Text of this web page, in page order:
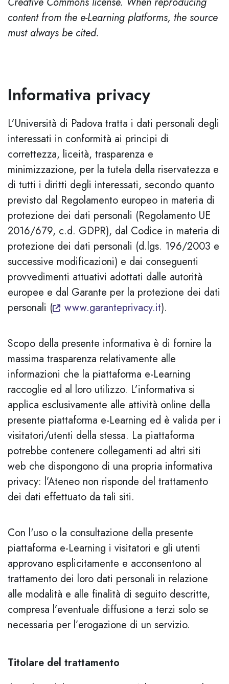
content from the e-Learning platforms, the source
must always be cited.
Informativa privacy
L’Università di Padova tratta i dati personali degli
interessati in conformità ai principi di
correttezza, liceità, trasparenza e
minimizzazione, per la tutela della riservatezza e
di tutti i diritti degli interessati, secondo quanto
previsto dal Regolamento europeo in materia di
protezione dei dati personali (Regolamento UE
2016/679, c.d. GDPR), dal Codice in materia di
protezione dei dati personali (d.lgs. 196/2003 e
successive modificazioni) e dai conseguenti
provvedimenti attuativi adottati dalle autorità
europee e dal Garante per la protezione dei dati
personali (
www.garanteprivacy.it).
Scopo della presente informativa è di fornire la
massima trasparenza relativamente alle
informazioni che la piattaforma e-Learning
raccoglie ed al loro utilizzo. L’informativa si
applica esclusivamente alle attività online della
presente piattaforma e-Learning ed è valida per i
visitatori/utenti della stessa. La piattaforma
potrebbe contenere collegamenti ad altri siti
web che dispongono di una propria informativa
privacy: l’Ateneo non risponde del trattamento
dei dati effettuato da tali siti.
Con l'uso o la consultazione della presente
piattaforma e-Learning i visitatori e gli utenti
approvano esplicitamente e acconsentono al
trattamento dei loro dati personali in relazione
alle modalità e alle finalità di seguito descritte,
compresa l’eventuale diffusione a terzi solo se
necessaria per l’erogazione di un servizio.
Titolare del trattamento